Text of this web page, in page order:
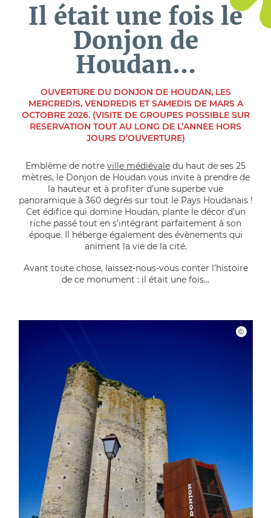
Il était une fois le
Donjon de
Houdan…
OUVERTURE DU DONJON DE HOUDAN, LES
MERCREDIS, VENDREDIS ET SAMEDIS DE MARS A
OCTOBRE 2026. (VISITE DE GROUPES POSSIBLE SUR
RESERVATION TOUT AU LONG DE L’ANNEE HORS
JOURS D’OUVERTURE)
Emblème de notre ville médiévale du haut de ses 25
mètres, le Donjon de Houdan vous invite à prendre de
la hauteur et à profiter d’une superbe vue
panoramique à 360 degrés sur tout le Pays Houdanais !
Cet édifice qui domine Houdan, plante le décor d’un
riche passé tout en s’intégrant parfaitement à son
époque. Il héberge également des évènements qui
animent la vie de la cité.
Avant toute chose, laissez-nous-vous conter l’histoire
de ce monument : il était une fois…